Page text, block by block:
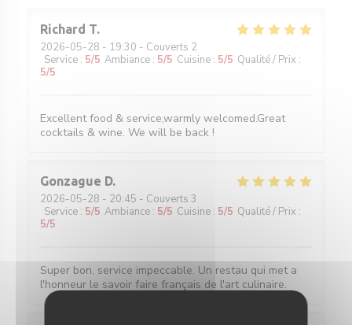
Richard T
2026-05-28 - 19:30 - Couverts 2
Service : 5/5 Ambiance : 5/5 Cuisine : 5/5 Qualité / Prix :
5/5
Excellent food & service,warmly welcomed.Great
cocktails & wine. We will be back !
Gonzague D
2026-05-28 - 20:45 - Couverts 3
Service : 5/5 Ambiance : 5/5 Cuisine : 5/5 Qualité / Prix :
5/5
Super bon, service impeccable. Un restau qui met a
l'honneur le savoir faire français de l'art culinaire.